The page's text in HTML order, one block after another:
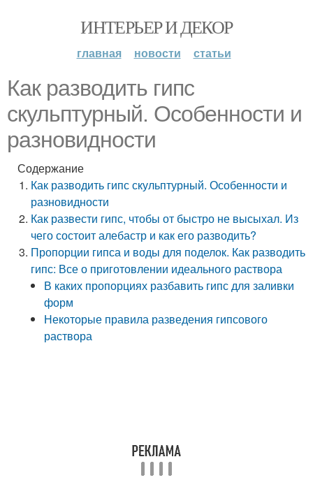
ИНТЕРЬЕР И ДЕКОР
главная новости статьи
Как разводить гипс
скульптурный. Особенности и
разновидности
Содержание
Как разводить гипс скульптурный. Особенности и
разновидности
Как развести гипс, чтобы от быстро не высыхал. Из
чего состоит алебастр и как его разводить?
Пропорции гипса и воды для поделок. Как разводить
гипс: Все о приготовлении идеального раствора
В каких пропорциях разбавить гипс для заливки
форм
Некоторые правила разведения гипсового
раствора